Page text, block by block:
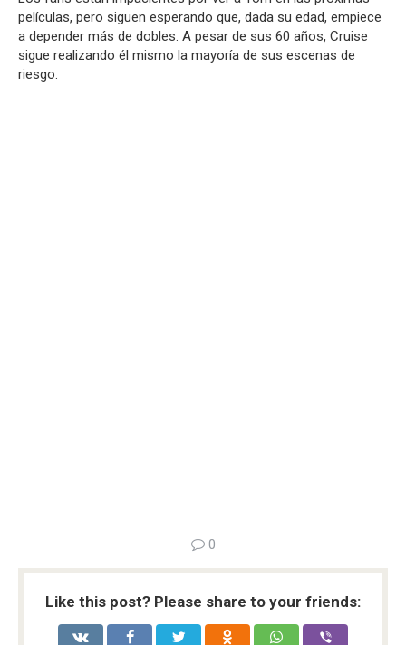
películas, pero siguen esperando que, dada su edad, empiece
a depender más de dobles. A pesar de sus 60 años, Cruise
sigue realizando él mismo la mayoría de sus escenas de
riesgo.
0
Like this post? Please share to your friends: